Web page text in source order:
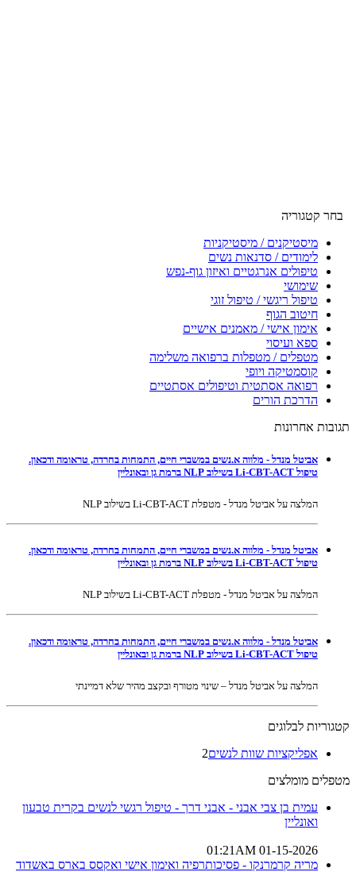
בחר קטגוריה
מיסטיקנים / מיסטיקניות
לימודים / סדנאות נשים
טיפולים אנרגטיים ואיזון גוף-נפש
שימושי
טיפול ריגשי / טיפול זוגי
חיטוב הגוף
אימון אישי / מאמנים אישיים
ספא ועיסוי
מטפלים / מטפלות ברפואה משלימה
קוסמטיקה ויופי
רפואה אסתטית וטיפולים אסתטיים
הדרכת הורים
תגובות אחרונות
אביטל מנדל - מלווה א.נשים במשברי חיים, התמחות בחרדה, טראומה ודכאון.
טיפול Li-CBT-ACT בשילוב NLP ברמת גן ובאונליין
המלצה על אביטל מנדל - מטפלת Li-CBT-ACT בשילוב NLP
אביטל מנדל - מלווה א.נשים במשברי חיים, התמחות בחרדה, טראומה ודכאון.
טיפול Li-CBT-ACT בשילוב NLP ברמת גן ובאונליין
המלצה על אביטל מנדל - מטפלת Li-CBT-ACT בשילוב NLP
אביטל מנדל - מלווה א.נשים במשברי חיים, התמחות בחרדה, טראומה ודכאון.
טיפול Li-CBT-ACT בשילוב NLP ברמת גן ובאונליין
המלצה על אביטל מנדל – שינוי מטורף ובקצב מהיר שלא דמיינתי
קטגוריות לבלוגים
אפליקציות שוות לנשים2
מטפלים מומלצים
עמית בן צבי אבני - אבני דרך - טיפול רגשי לנשים בקרית טבעון
ואונליין
01-15-2026 01:21AM
מריה קרמרנקו - פסיכותרפיה ואימון אישי ואקסס בארס באשדוד